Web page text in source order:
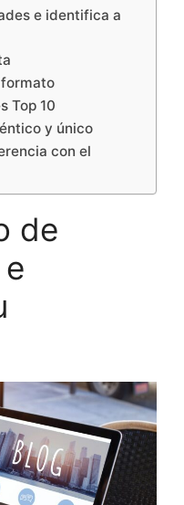
e identifica a
Top 10
y único
con el
de